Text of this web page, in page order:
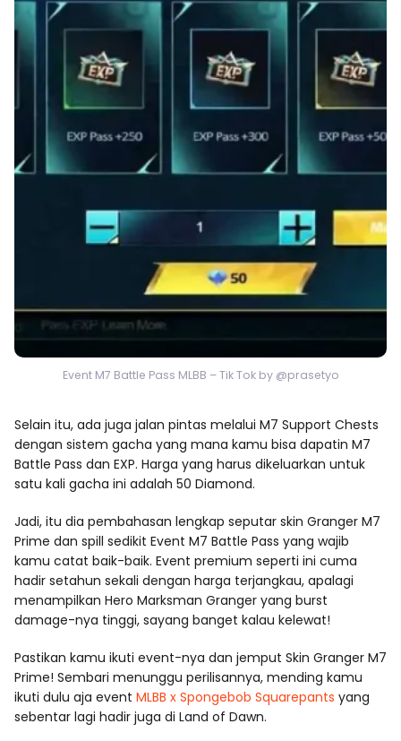
Event M7 Battle Pass MLBB – Tik Tok by @prasetyo
Selain itu, ada juga jalan pintas melalui M7 Support Chests
dengan sistem gacha yang mana kamu bisa dapatin M7
Battle Pass dan EXP. Harga yang harus dikeluarkan untuk
satu kali gacha ini adalah 50 Diamond.
Jadi, itu dia pembahasan lengkap seputar skin Granger M7
Prime dan spill sedikit Event M7 Battle Pass yang wajib
kamu catat baik-baik. Event premium seperti ini cuma
hadir setahun sekali dengan harga terjangkau, apalagi
menampilkan Hero Marksman Granger yang burst
damage-nya tinggi, sayang banget kalau kelewat!
Pastikan kamu ikuti event-nya dan jemput Skin Granger M7
Prime! Sembari menunggu perilisannya, mending kamu
ikuti dulu aja event MLBB x Spongebob Squarepants yang
sebentar lagi hadir juga di Land of Dawn.